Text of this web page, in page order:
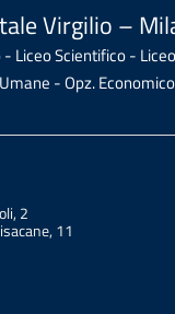
Virgilio –
- Liceo Scientifico -
- Opz.
2
11